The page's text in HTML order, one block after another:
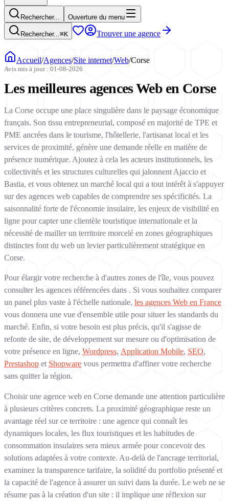
Rechercher... Ouverture du menu
Rechercher...⌘K Trouver une agence
Accueil/Agences/Site internet/Web/Corse
Avis mis à jour : 01-08-2026
Les meilleures agences Web en Corse
La Corse occupe une place singulière dans le paysage économique
français. Son tissu entrepreneurial, composé en majorité de TPE et
PME ancrées dans le tourisme, l'hôtellerie, l'artisanat local et les
services de proximité, génère une demande réelle en matière de
présence numérique. Ajoutez à cela les acteurs institutionnels, les
collectivités et les structures culturelles qui jalonnent Ajaccio et
Bastia, et vous obtenez un marché local qui a tout intérêt à s'appuyer
sur des agences web capables de comprendre ses spécificités. La
saisonnalité forte de l'économie insulaire, les enjeux de visibilité en
ligne pour capter une clientèle touristique internationale et la
nécessité de mailler un territoire morcelé en zones géographiques
distinctes font du web un levier particulièrement stratégique en
Corse.
Pour élargir votre recherche à d'autres zones de l'île, vous pouvez
consulter les agences référencées dans . Si vous souhaitez comparer
un panel plus vaste à l'échelle nationale, les agences Web en France
vous donnera une vue d'ensemble utile pour situer les standards du
marché. Enfin, si votre besoin est plus précis, qu'il s'agisse de
refonte de site, de développement sur mesure ou d'optimisation de
votre présence en ligne, Wordpress, Application Mobile, SEO,
Prestashop et Shopware vous permettra d'affiner votre recherche
sans quitter la région.
Choisir une agence web en Corse demande une attention particulière
à plusieurs critères concrets. La proximité géographique reste un
avantage réel sur ce territoire : une agence qui connaît les
dynamiques locales, les flux touristiques et les habitudes de
consommation insulaires sera mieux armée pour concevoir des
solutions adaptées à votre contexte. Au-delà de l'ancrage territorial,
examinez la transparence tarifaire, la solidité du portfolio présenté et
la capacité de l'agence à assurer un suivi dans la durée. Le web ne se
résume pas à la création d'un site : il implique une réflexion sur